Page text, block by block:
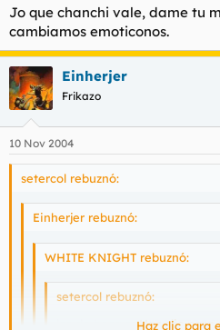
Además con un montón de pins,
cambiar algunos?
Jo que chanchi vale, dame tu
cambiamos emoticonos.
Einherjer
Frikazo
10 Nov 2004
setercol rebuznó:
Einherjer rebuznó:
WHITE KNIGHT rebuznó:
setercol rebuznó:
los de boca sonHaz clic para
Haz clic para